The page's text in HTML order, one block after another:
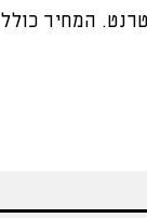
275 ש"ח בקופות, 280 ש"ח באינטרנט. המחיר כולל